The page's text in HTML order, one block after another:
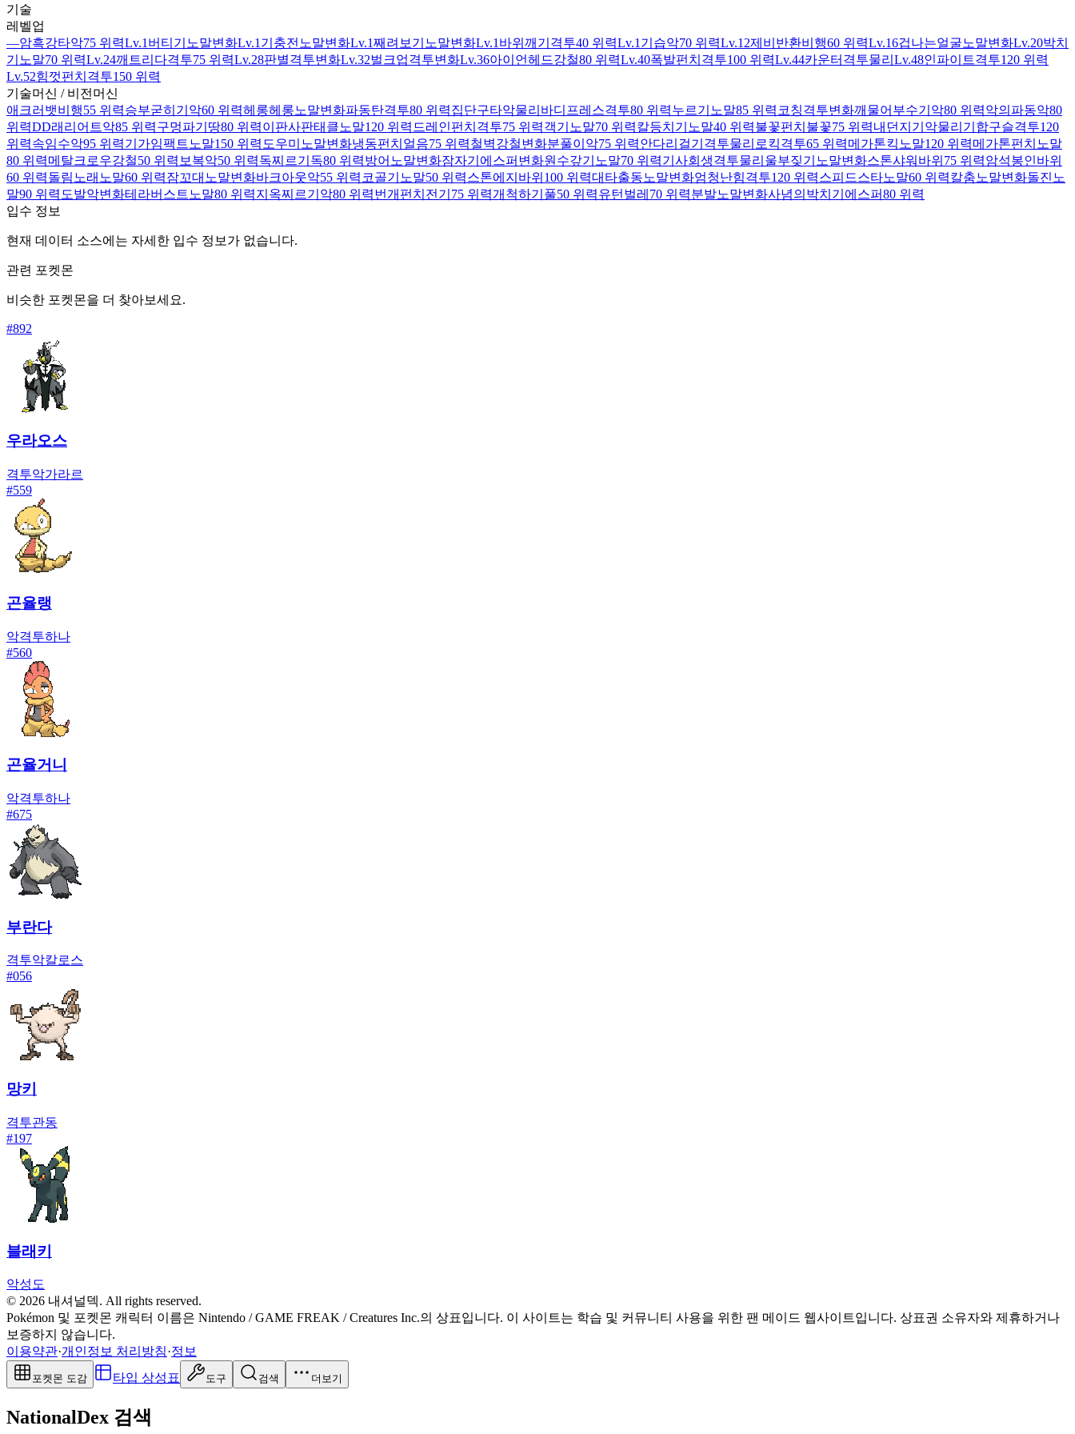
기술
레벨업
—암흑강타악75 위력Lv.1 버티기 노말변화Lv.1 기충전 노말변화Lv.1째려보기 노말변화Lv.1 바위깨기 격투40 위력Lv.1 기습악70 위력Lv.12제비반환비행60 위력Lv.16겁나는얼굴노말변화Lv.20박치
기 노말70 위력Lv.24깨트리다격투75 위력Lv.28판별격투변화Lv.32벌크업격투변화Lv.36아이언헤드강철80 위력Lv.40폭발펀치 격투100 위력Lv.44카운터 격투물리 Lv.48인파이트격투120 위력
Lv.52힘껏펀치 격투150 위력
기술머신 / 비전머신
애크러뱃비행55 위력승부굳히기 악60 위력헤롱헤롱노말변화파동탄격투80 위력집단구타악물리 바디프레스격투80 위력누르기 노말85 위력 코칭격투변화깨물어부수기 악80 위력악의파동악80
위력DD래리어트악85 위력구멍파기 땅80 위력이판사판태클노말120 위력 드레인펀치 격투75 위력객기 노말70 위력칼등치기 노말40 위력불꽃펀치 불꽃75 위력내던지기 악물리 기합구슬격투120
위력속임수악95 위력기가임팩트 노말150 위력 도우미 노말변화냉동펀치 얼음75 위력철벽강철변화분풀이 악75 위력안다리걸기 격투물리 로킥격투65 위력메가톤킥 노말120 위력메가톤펀치 노말
80 위력메탈크로우강철50 위력 보복악50 위력독찌르기 독80 위력방어 노말변화잠자기 에스퍼 변화원수갚기 노말70 위력기사회생격투물리 울부짖기 노말변화스톤샤워 바위 75 위력암석봉인바위
60 위력돌림노래 노말60 위력잠꼬대 노말변화바크아웃악55 위력 코골기 노말50 위력스톤에지 바위 100 위력대타출동노말변화엄청난힘격투120 위력스피드스타노말60 위력칼춤노말변화돌진 노
말90 위력 도발악변화테라버스트 노말80 위력지옥찌르기 악80 위력번개펀치 전기 75 위력개척하기 풀50 위력유턴 벌레 70 위력분발노말변화사념의박치기 에스퍼80 위력
입수 정보
현재 데이터 소스에는 자세한 입수 정보가 없습니다.
관련 포켓몬
비슷한 포켓몬을 더 찾아보세요.
#892
우라오스
격투악가라르
#559
곤율랭
악격투하나
#560
곤율거니
악격투하나
#675
부란다
격투악칼로스
#056
망키
격투관동
#197
블래키
악성도
© 2026 내셔널덱. All rights reserved.
Pokémon 및 포켓몬 캐릭터 이름은 Nintendo / GAME FREAK / Creatures Inc.의 상표입니다. 이 사이트는 학습 및 커뮤니티 사용을 위한 팬 메이드 웹사이트입니다. 상표권 소유자와 제휴하거나
보증하지 않습니다.
이용약관·개인정보 처리방침·정보
포켓몬 도감 타입 상성표 도구 검색 더보기
NationalDex 검색